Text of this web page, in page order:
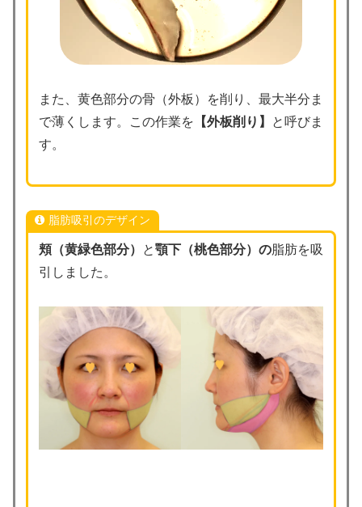
また、黄色部分の骨（外板）を削り、最大半分ま
で薄くします。この作業を 【外板削り】
と呼びま
す。
脂肪吸引のデザイン
頬（黄緑色部分） と顎下（桃色部分）の脂肪を吸
引しました。